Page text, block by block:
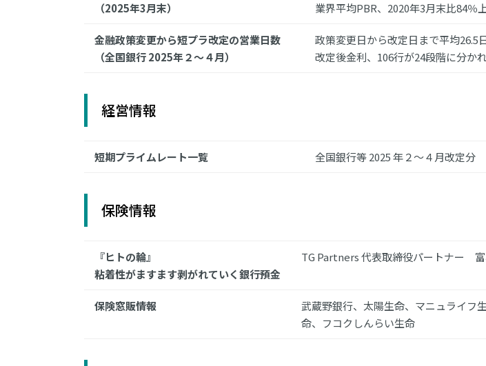
（2025年3月末）
業界平均PBR、2020年3月末比84％
金融政策変更から短プラ改定の営業日数
（全国銀行 2025年２～４月）
政策変更日から改定日まで平均26.5
改定後金利、106行が24段階に分か
経営情報
短期プライムレート一覧 全国銀行等 2025 年２～４月改定分
保険情報
『ヒトの輪』
粘着性がますます剥がれていく銀行預金
TG Partners 代表取締役パートナー
保険窓販情報
武蔵野銀行、太陽生命、マニュライフ
命、フコクしんらい生命